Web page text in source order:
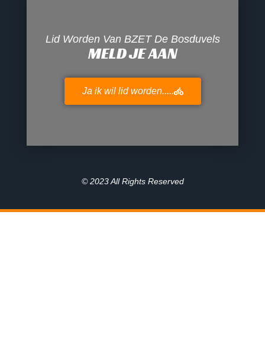
Lid Worden Van BZET De Bosduvels
MELD JE AAN
Ja ik wil lid worden.....
© 2023 All Rights Reserved